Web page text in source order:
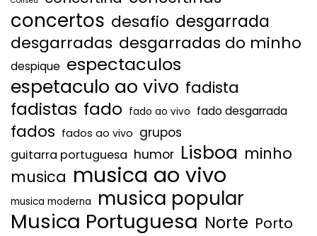
concertos desafio desgarrada
desgarradas desgarradas do minho
despique espectaculos
espetaculo ao vivo fadista
fadistas fado fado ao vivo fado desgarrada
fados fados ao vivo grupos
guitarra portuguesa humor Lisboa minho
musica musica ao vivo
musica moderna musica popular
Musica Portuguesa Norte Porto